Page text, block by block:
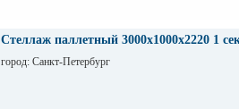
Стеллаж паллетный 3000х1000х2220 1
город: Санкт-Петербург